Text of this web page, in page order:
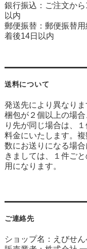
銀行振込：ご注文から
以内
郵便振替：郵便振替用
着後14日以内
送料について
発送先により異なりま
梱包が２個以上の場合
り先が同じ場合は、
料金にいたします。
数にお送りになる場合
きましては、１件ごと
用になります。
ご連絡先
ショップ名：えびせ